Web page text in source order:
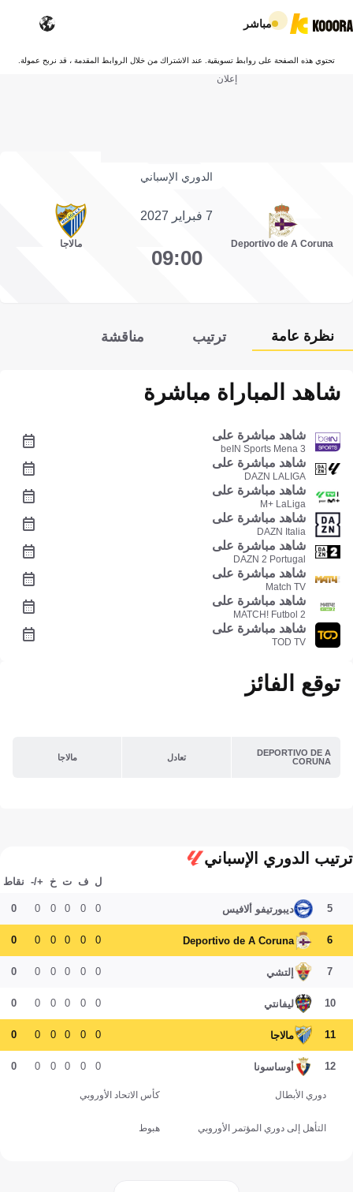
مباشر
تحتوي هذه الصفحة على روابط تسويقية. عند الاشتراك من خلال الروابط المقدمة ، قد نربح عمولة.
إعلان
الدوري الإسباني
Deportivo de A Coruna
7 فبراير 2027
09:00
مالاجا
نظرة عامة ترتيب مناقشة
شاهد المباراة مباشرة
شاهد مباشرة على
beIN Sports Mena 3
شاهد مباشرة على
DAZN LALIGA
شاهد مباشرة على
M+ LaLiga
شاهد مباشرة على
DAZN Italia
شاهد مباشرة على
DAZN 2 Portugal
شاهد مباشرة على
Match TV
شاهد مباشرة على
MATCH! Futbol 2
شاهد مباشرة على
TOD TV
توقع الفائز
DEPORTIVO DE A
CORUNA
تعادل مالاجا
ترتيب الدوري الإسباني
ل ف ت خ +/- نقاط
5 ديبورتيفو ألافيس 0
0
0
0
0
0
6
Deportivo de A Coruna
0
0
0
0
0
0
7 إلتشي 0
0
0
0
0
0
10 ليفانتي 0
0
0
0
0
0
11 مالاجا 0
0
0
0
0
0
12 أوساسونا 0
0
0
0
0
0
دوري الأبطال كأس الاتحاد الأوروبي
التأهل إلى دوري المؤتمر الأوروبي هبوط